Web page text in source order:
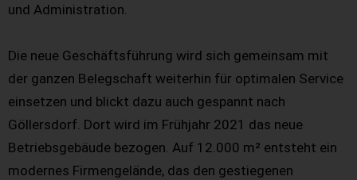
und Administration.
Die neue Geschäftsführung wird sich gemeinsam mit
der ganzen Belegschaft weiterhin für optimalen Service
einsetzen und blickt dazu auch gespannt nach
Göllersdorf. Dort wird im Frühjahr 2021 das neue
Betriebsgebäude bezogen. Auf 12.000 m² entsteht ein
modernes Firmengelände, das den gestiegenen